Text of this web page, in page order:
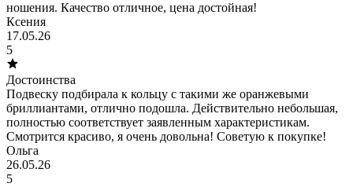
ношения. Качество отличное, цена достойная!
Ксения
17.05.26
5
Достоинства
Подвеску подбирала к кольцу с такими же оранжевыми
бриллиантами, отлично подошла. Действительно небольшая,
полностью соответствует заявленным характеристикам.
Смотрится красиво, я очень довольна! Советую к покупке!
Ольга
26.05.26
5